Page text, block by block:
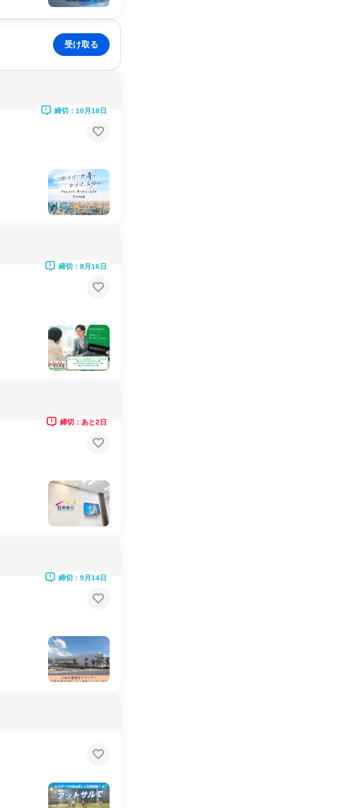
受け取る
締切：10月18日
締切：8月16日
締切：あと2日
締切：9月14日